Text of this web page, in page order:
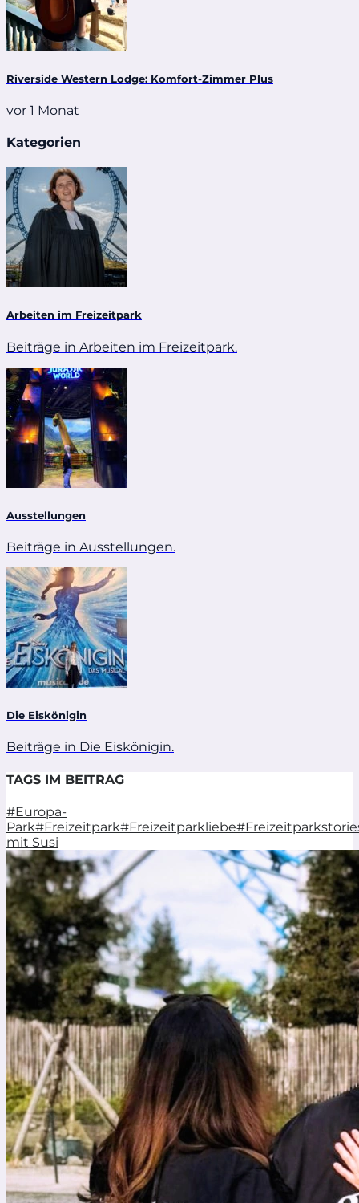
Riverside Western Lodge: Komfort-Zimmer Plus
vor 1 Monat
Kategorien
Arbeiten im Freizeitpark
Beiträge in Arbeiten im Freizeitpark.
Ausstellungen
Beiträge in Ausstellungen.
Die Eiskönigin
Beiträge in Die Eiskönigin.
TAGS IM BEITRAG
#Europa-
Park#Freizeitpark#Freizeitparkliebe
mit Susi